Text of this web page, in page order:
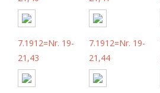
7.1912=Nr. 19-
21,43
7.1912=Nr. 19-
21,44